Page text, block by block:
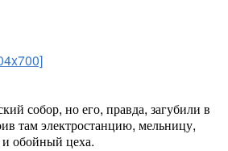
собор, но его, правда, загубили в
там электростанцию, мельницу,
обойный цеха.